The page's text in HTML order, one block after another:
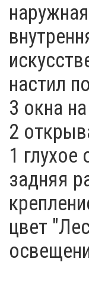
настил
3 окна
2
1 глухое
задняя
цвет